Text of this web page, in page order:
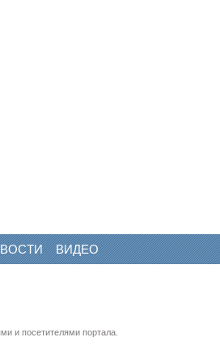
ВИДЕО
и посетителями портала.